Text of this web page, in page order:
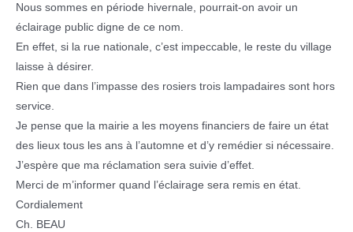
Nous sommes en période hivernale, pourrait-on avoir un
éclairage public digne de ce nom.
En effet, si la rue nationale, c’est impeccable, le reste du village
laisse à désirer.
Rien que dans l’impasse des rosiers trois lampadaires sont hors
service.
Je pense que la mairie a les moyens financiers de faire un état
des lieux tous les ans à l’automne et d’y remédier si nécessaire.
J’espère que ma réclamation sera suivie d’effet.
Merci de m’informer quand l’éclairage sera remis en état.
Cordialement
Ch. BEAU